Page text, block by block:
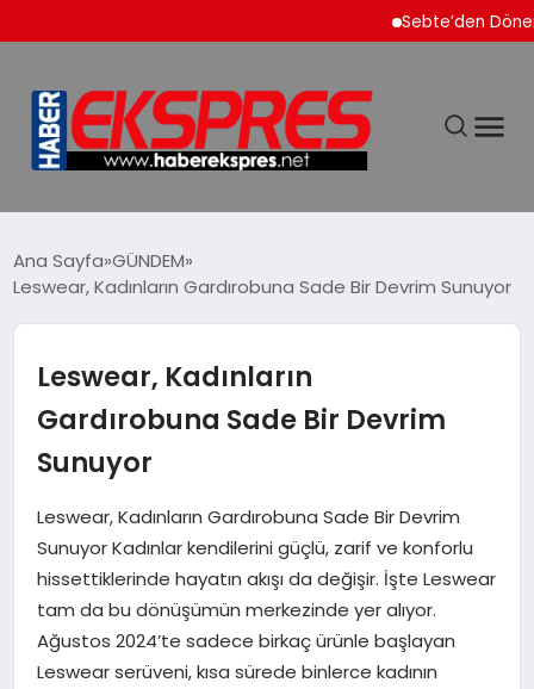
Sebte’den Dönen
SİYASET
SPOR
YAŞAM
TEKNOLOJİ
SAĞLIK
Ana Sayfa GÜNDEM
Leswear, Kadınların Gardırobuna Sade Bir Devrim Sunuyor
Leswear, Kadınların
Gardırobuna Sade Bir Devrim
Sunuyor
Leswear, Kadınların Gardırobuna Sade Bir Devrim
Sunuyor Kadınlar kendilerini güçlü, zarif ve konforlu
hissettiklerinde hayatın akışı da değişir. İşte Leswear
tam da bu dönüşümün merkezinde yer alıyor.
Ağustos 2024’te sadece birkaç ürünle başlayan
Leswear serüveni, kısa sürede binlerce kadının